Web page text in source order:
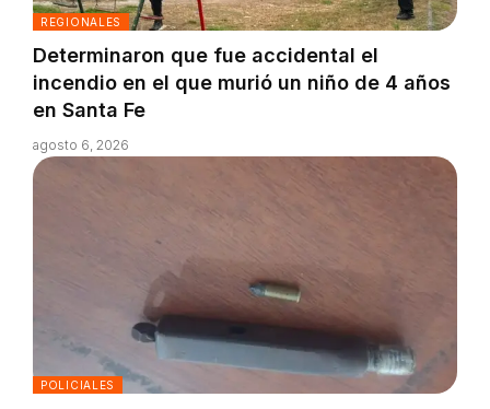
REGIONALES
Determinaron que fue accidental el
incendio en el que murió un niño de 4 años
en Santa Fe
agosto 6, 2026
POLICIALES